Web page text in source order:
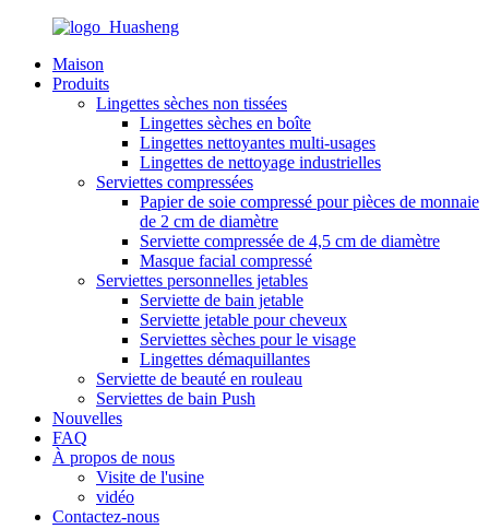
Maison
Produits
Lingettes sèches non tissées
Lingettes sèches en boîte
Lingettes nettoyantes multi-usages
Lingettes de nettoyage industrielles
Serviettes compressées
Papier de soie compressé pour pièces de monnaie
de 2 cm de diamètre
Serviette compressée de 4,5 cm de diamètre
Masque facial compressé
Serviettes personnelles jetables
Serviette de bain jetable
Serviette jetable pour cheveux
Serviettes sèches pour le visage
Lingettes démaquillantes
Serviette de beauté en rouleau
Serviettes de bain Push
Nouvelles
FAQ
À propos de nous
Visite de l'usine
vidéo
Contactez-nous